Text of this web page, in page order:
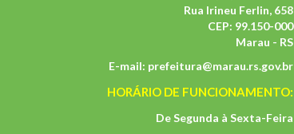
Rua Irineu Ferlin, 658
CEP: 99.150-000
Marau - RS
E-mail: prefeitura@marau.rs.gov.br
HORÁRIO DE FUNCIONAMENTO:
De Segunda à Sexta-Feira